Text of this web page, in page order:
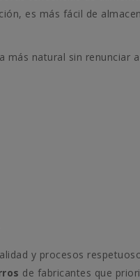
es más fácil de
más natural sin renunciar
y procesos
de fabricantes que